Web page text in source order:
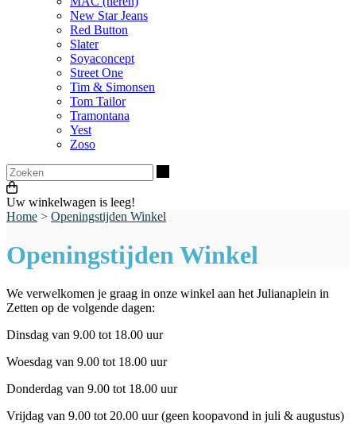
New Star Jeans
Red Button
Slater
Soyaconcept
Street One
Tim & Simonsen
Tom Tailor
Tramontana
Yest
Zoso
Uw winkelwagen is leeg!
Home > Openingstijden Winkel
Openingstijden Winkel
We verwelkomen je graag in onze winkel aan het Julianaplein in
Zetten op de volgende dagen:
Dinsdag van 9.00 tot 18.00 uur
Woesdag van 9.00 tot 18.00 uur
Donderdag van 9.00 tot 18.00 uur
Vrijdag van 9.00 tot 20.00 uur (geen koopavond in juli & augustus)